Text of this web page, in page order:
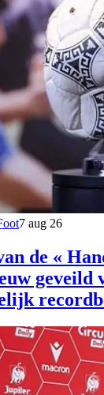
7 aug 26
de «
geveild